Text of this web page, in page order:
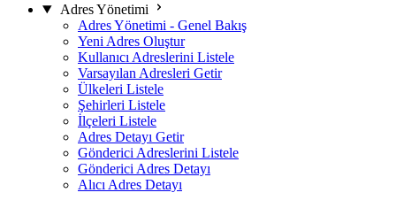
Adres Yönetimi
Adres Yönetimi - Genel Bakış
Yeni Adres Oluştur
Kullanıcı Adreslerini Listele
Varsayılan Adresleri Getir
Ülkeleri Listele
Şehirleri Listele
İlçeleri Listele
Adres Detayı Getir
Gönderici Adreslerini Listele
Gönderici Adres Detayı
Alıcı Adres Detayı